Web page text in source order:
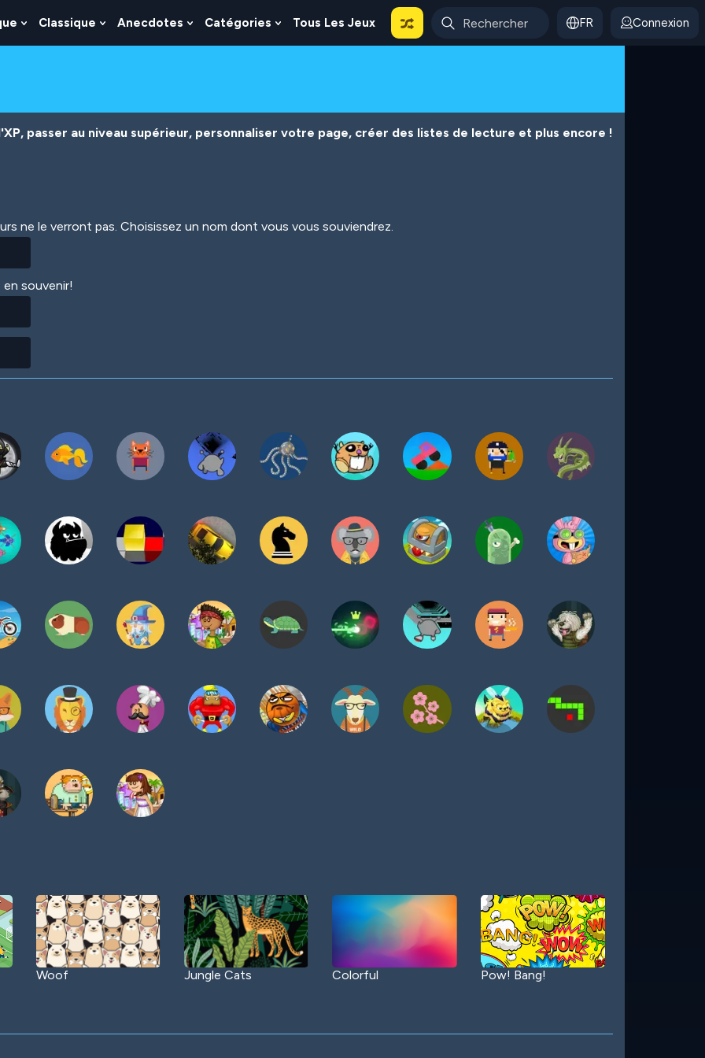
Show
Submenu
Classique
Show
Submenu
Anecdotes
Show
Submenu
Catégories
Show
Submenu
Tous Les Jeux FR Connexion
passer au niveau supérieur, personnaliser votre page, créer des listes de lecture et plus encore !
ne le verront pas. Choisissez un nom dont vous vous souviendrez.
souvenir!
Woof Jungle Cats Colorful Pow! Bang!